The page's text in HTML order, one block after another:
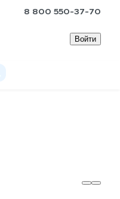
8 800 550-37-70
Войти